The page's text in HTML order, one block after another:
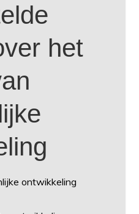
het
ontwikkeling